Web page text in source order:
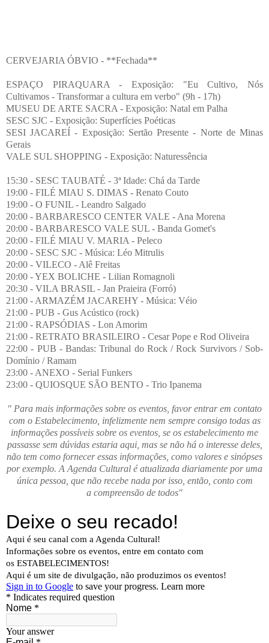
CERVEJARIA ÓBVIO - **Fechada**
ESPAÇO PIRAQUARA - Exposição: "Eu Cultivo, Nós
Cultivamos - Transformar a cultura em verbo" (9h - 17h)
MUSEU DE ARTE SACRA - Exposição: Natal em Palha
SESC SJC - Exposição: Superfícies Poéticas
SESI JACAREÍ - Exposição: Sertão Presente - Norte de Minas
Gerais
VALE SUL SHOPPING - Exposição: Naturessência
15:30 - SESC TAUBATÉ - 3ª Idade: Chá da Tarde
19:00 - FILÉ MIAU S. DIMAS - Renato Couto
19:00 - O FUNIL - Leandro Salgado
20:00 - BARBARESCO CENTER VALE - Ana Morena
20:00 - BARBARESCO VALE SUL - Banda Gomet's
20:00 - FILÉ MIAU V. MARIA - Peleco
20:00 - SESC SJC - Música: Léo Mitrulis
20:00 - VILECO - Alê Freitas
20:00 - YEX BOLICHE - Lilian Romagnoli
20:30 - VILA BRASIL - Jan Praieira (Forró)
21:00 - ARMAZÉM JACAREHY - Música: Véio
21:00 - PUB - Gus Acústico (rock)
21:00 - RAPSÓDIAS - Lon Amorim
21:00 - RETRATO BRASILEIRO - Cesar Pope e Rod Oliveira
22:00 - PUB - Bandas: Tribunal do Rock / Rock Survivors / Sob-
Domínio / Ramam
23:00 - ANEXO - Serial Funkers
23:00 - QUIOSQUE SÃO BENTO - Trio Ipanema
" Para mais informações sobre os eventos, favor entrar em contato
com o Estabelecimento, infelizmente nem sempre consigo todas as
informações possíveis sobre os eventos, se os estabelecimento me
passasse sem dúvidas estaria aqui, mas se não há o interesse deles,
não tem como fornecer essas informações, como valores e sinópses
por exemplo. A Agenda Cultural é atualizada diariamente por uma
única pessoa, que não recebe nada por isso, então, conto com
a compreensão de todos"